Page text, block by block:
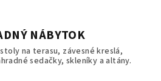
NÁBYTOK
na terasu, závesné kreslá,
sedačky, skleníky a altány.